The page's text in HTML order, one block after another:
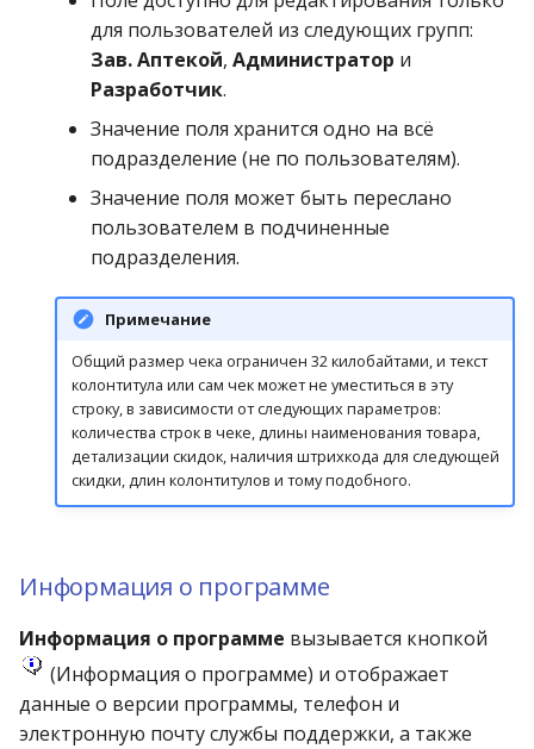
для пользователей из следующих групп:
Зав. Аптекой, Администратор и
Разработчик.
Значение поля хранится одно на всё
подразделение (не по пользователям).
Значение поля может быть переслано
пользователем в подчиненные
подразделения.
Примечание
Общий размер чека ограничен 32 килобайтами, и текст
колонтитула или сам чек может не уместиться в эту
строку, в зависимости от следующих параметров:
количества строк в чеке, длины наименования товара,
детализации скидок, наличия штрихкода для следующей
скидки, длин колонтитулов и тому подобного.
Информация о программе
Информация о программе вызывается кнопкой
(Информация о программе) и отображает
данные о версии программы, телефон и
электронную почту службы поддержки, а также